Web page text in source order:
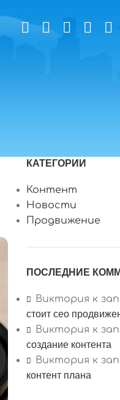
КАТЕГОРИИ
Контент
Новости
Продвижение
ПОСЛЕДНИЕ
Виктория к
стоит сео
Виктория к
создание контента
Виктория к
контент плана